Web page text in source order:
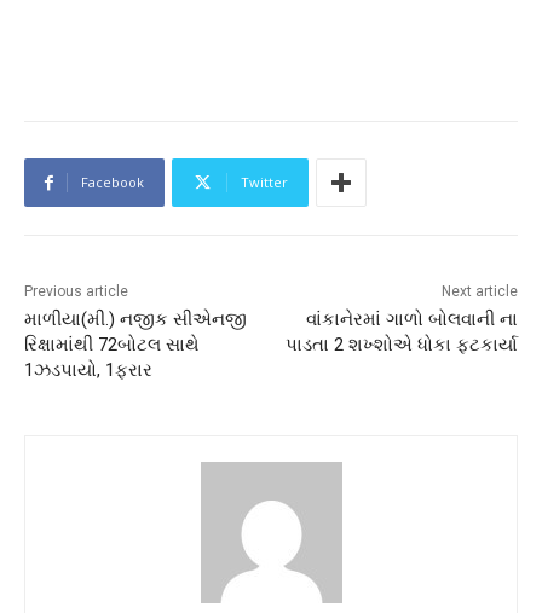
Facebook Twitter
Previous article
માળીયા(મી.) નજીક સીએનજી
રિક્ષામાંથી 72બોટલ સાથે
1ઝડપાયો, 1ફરાર
Next article
વાંકાનેરમાં ગાળો બોલવાની ના
પાડતા 2 શખ્શોએ ધોકા ફટકાર્યા